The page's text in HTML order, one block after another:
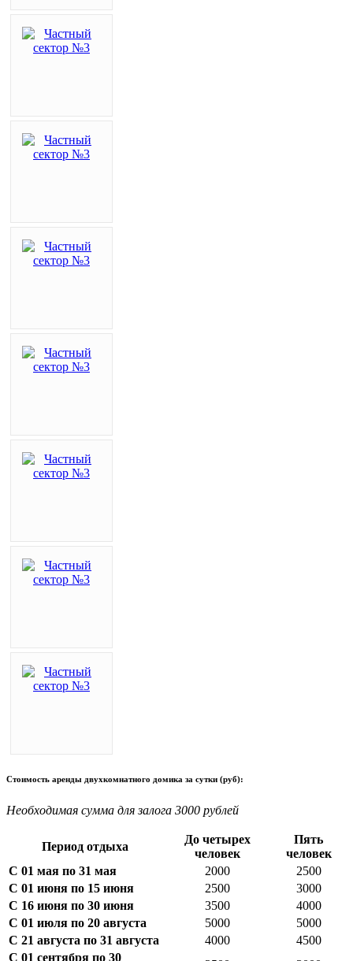
Стоимость аренды двухкомнатного домика за сутки (руб):
Необходимая сумма для залога 3000 рублей
Период отдыха
До четырех
человек
Пять
человек
С 01 мая по 31 мая
2000
2500
С 01 июня по 15 июня
2500
3000
С 16 июня по 30 июня
3500
4000
С 01 июля по 20 августа
5000
5000
С 21 августа по 31 августа
4000
4500
С 01 сентября по 30